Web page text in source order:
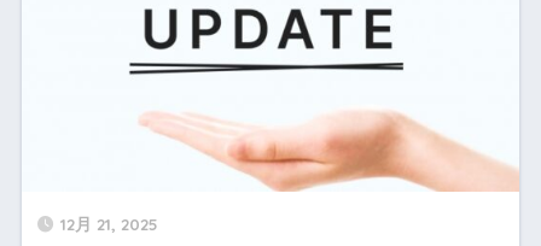
12月 21, 2025